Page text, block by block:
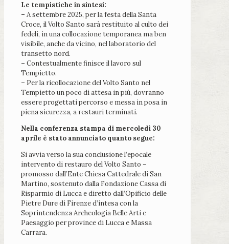
Le tempistiche in sintesi:
– A settembre 2025, per la festa della Santa
Croce, il Volto Santo sarà restituito al culto dei
fedeli, in una collocazione temporanea ma ben
visibile, anche da vicino, nel laboratorio del
transetto nord.
– Contestualmente finisce il lavoro sul
Tempietto.
– Per la ricollocazione del Volto Santo nel
Tempietto un poco di attesa in più, dovranno
essere progettati percorso e messa in posa in
piena sicurezza, a restauri terminati.
Nella conferenza stampa di mercoledì 30
aprile è stato annunciato quanto segue:
Si avvia verso la sua conclusione l’epocale
intervento di restauro del Volto Santo –
promosso dall’Ente Chiesa Cattedrale di San
Martino, sostenuto dalla Fondazione Cassa di
Risparmio di Lucca e diretto dall’Opificio delle
Pietre Dure di Firenze d’intesa con la
Soprintendenza Archeologia Belle Arti e
Paesaggio per province di Lucca e Massa
Carrara.